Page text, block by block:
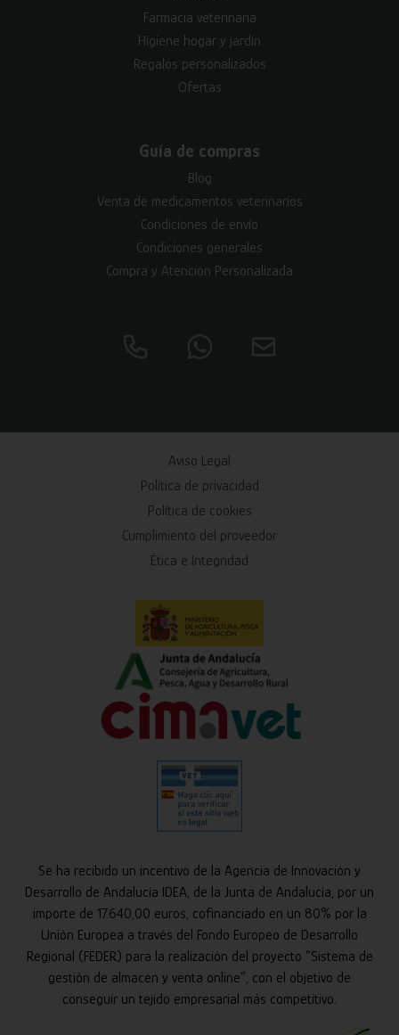
Farmacia veterinaria
Higiene hogar y jardín
Regalos personalizados
Ofertas
Guía de compras
Blog
Venta de medicamentos veterinarios
Condiciones de envío
Condiciones generales
Compra y Atención Personalizada
Aviso Legal
Política de privacidad
Política de cookies
Cumplimiento del proveedor
Ética e Integridad
Se ha recibido un incentivo de la Agencia de Innovación y
Desarrollo de Andalucía IDEA, de la Junta de Andalucía, por un
importe de 17.640,00 euros, cofinanciado en un 80% por la
Unión Europea a través del Fondo Europeo de Desarrollo
Regional (FEDER) para la realización del proyecto “Sistema de
gestión de almacén y venta online”, con el objetivo de
conseguir un tejido empresarial más competitivo.